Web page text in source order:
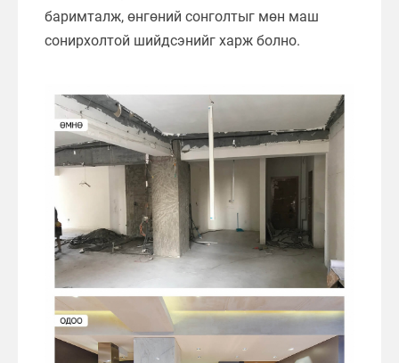
баримталж, өнгөний сонголтыг мөн маш
сонирхолтой шийдсэнийг харж болно.